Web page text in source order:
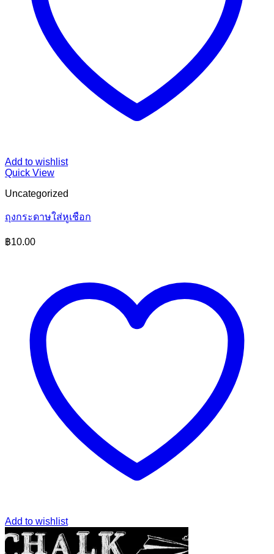
Add to wishlist
Quick View
Uncategorized
ถุงกระดาษใส่หูเชือก
฿10.00
Add to wishlist